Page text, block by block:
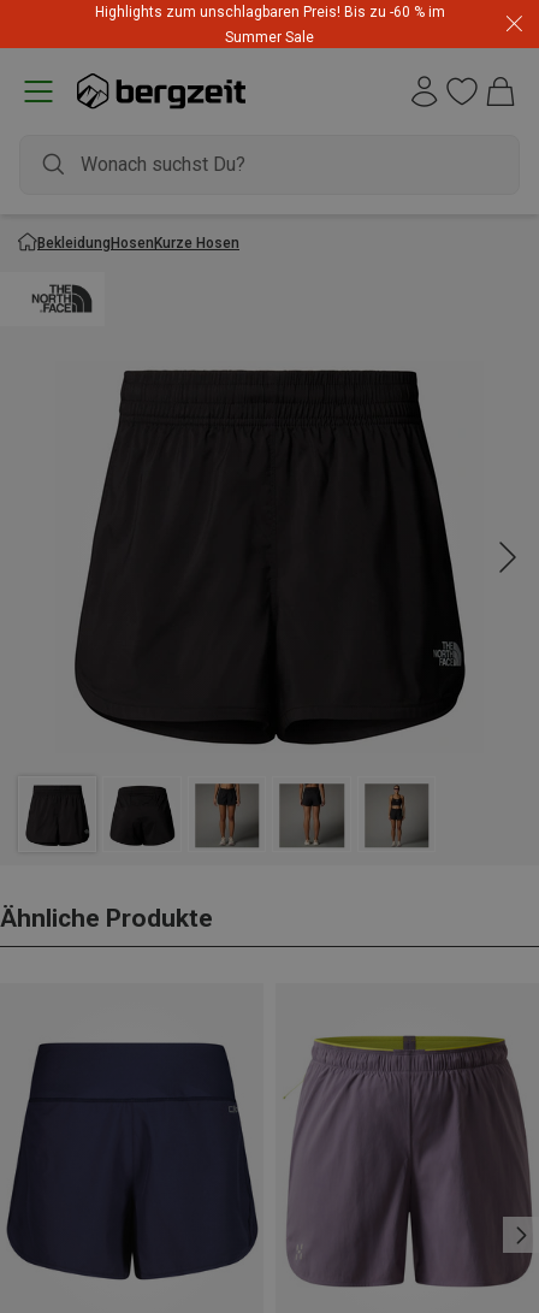
Highlights zum unschlagbaren Preis! Bis zu -60 % im
Summer Sale
BekleidungHosenKurze Hosen
Ähnliche Produkte